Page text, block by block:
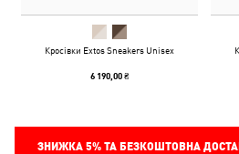
Кросівки Extos Sneakers Unisex
6 190,00 ₴
ЗНИЖКА 5%ТА БЕЗКОШТОВНА